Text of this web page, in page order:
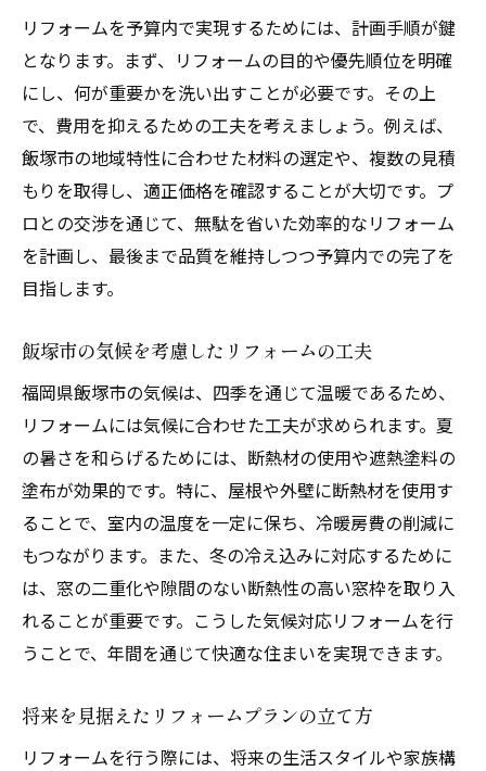
リフォームを予算内で実現するためには、計画手順が鍵
となります。まず、リフォームの目的や優先順位を明確
にし、何が重要かを洗い出すことが必要です。その上
で、費用を抑えるための工夫を考えましょう。例えば、
飯塚市の地域特性に合わせた材料の選定や、複数の見積
もりを取得し、適正価格を確認することが大切です。プ
ロとの交渉を通じて、無駄を省いた効率的なリフォーム
を計画し、最後まで品質を維持しつつ予算内での完了を
目指します。
飯塚市の気候を考慮したリフォームの工夫
福岡県飯塚市の気候は、四季を通じて温暖であるため、
リフォームには気候に合わせた工夫が求められます。夏
の暑さを和らげるためには、断熱材の使用や遮熱塗料の
塗布が効果的です。特に、屋根や外壁に断熱材を使用す
ることで、室内の温度を一定に保ち、冷暖房費の削減に
もつながります。また、冬の冷え込みに対応するために
は、窓の二重化や隙間のない断熱性の高い窓枠を取り入
れることが重要です。こうした気候対応リフォームを行
うことで、年間を通じて快適な住まいを実現できます。
将来を見据えたリフォームプランの立て方
リフォームを行う際には、将来の生活スタイルや家族構